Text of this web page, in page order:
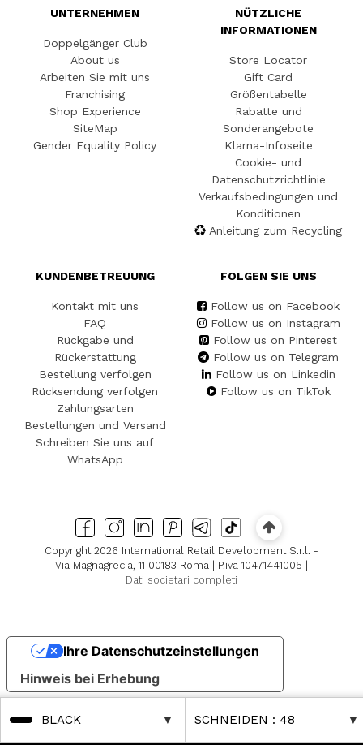
BLACK SCHNEIDEN : 48
UNTERNEHMEN
Doppelgänger Club
About us
Arbeiten Sie mit uns
Franchising
Shop Experience
SiteMap
Gender Equality Policy
NÜTZLICHE
INFORMATIONEN
Store Locator
Gift Card
Größentabelle
Rabatte und
Sonderangebote
Klarna-Infoseite
Cookie- und
Datenschutzrichtlinie
Verkaufsbedingungen und
Konditionen
Anleitung zum Recycling
KUNDENBETREUUNG
Kontakt mit uns
FAQ
Rückgabe und
Rückerstattung
Bestellung verfolgen
Rücksendung verfolgen
Zahlungsarten
Bestellungen und Versand
Schreiben Sie uns auf
WhatsApp
FOLGEN SIE UNS
Follow us on Facebook
Follow us on Instagram
Follow us on Pinterest
Follow us on Telegram
Follow us on Linkedin
Follow us on TikTok
Copyright 2026 International Retail Development S.r.l. -
Via Magnagrecia, 11 00183 Roma | P.iva 10471441005 |
Dati societari completi
Hinweis bei Erhebung
Ihre Datenschutzeinstellungen